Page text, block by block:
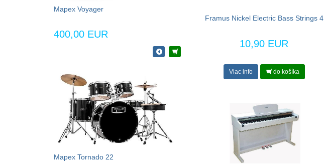
Mapex Voyager
400,00 EUR
Mapex Tornado 22
Framus Nickel Electric Bass Strings 4
10,90 EUR
Viac info do košíka